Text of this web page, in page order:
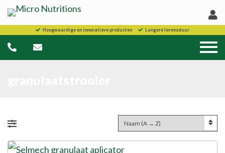
Hoogwaardige en innovatieve producten Langere levensduur